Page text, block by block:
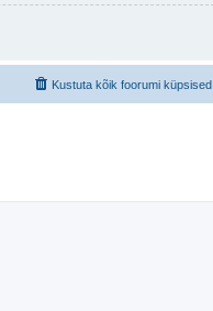
Kustuta kõik foorumi küpsised